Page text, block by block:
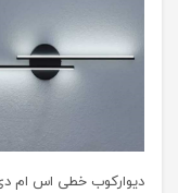
دیوارکوب خطی اس ام